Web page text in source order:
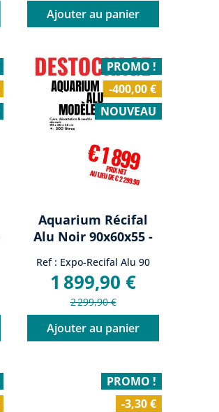
Ajouter au panier
Aquarium Récifal
Alu Noir 90x60x55 -
Ref : Expo-Recifal Alu 90
1 899,90 €
2 299,90 €
Ajouter au panier
PROMO !
-400,00 €
NOUVEAU
PROMO !
-3,30 €